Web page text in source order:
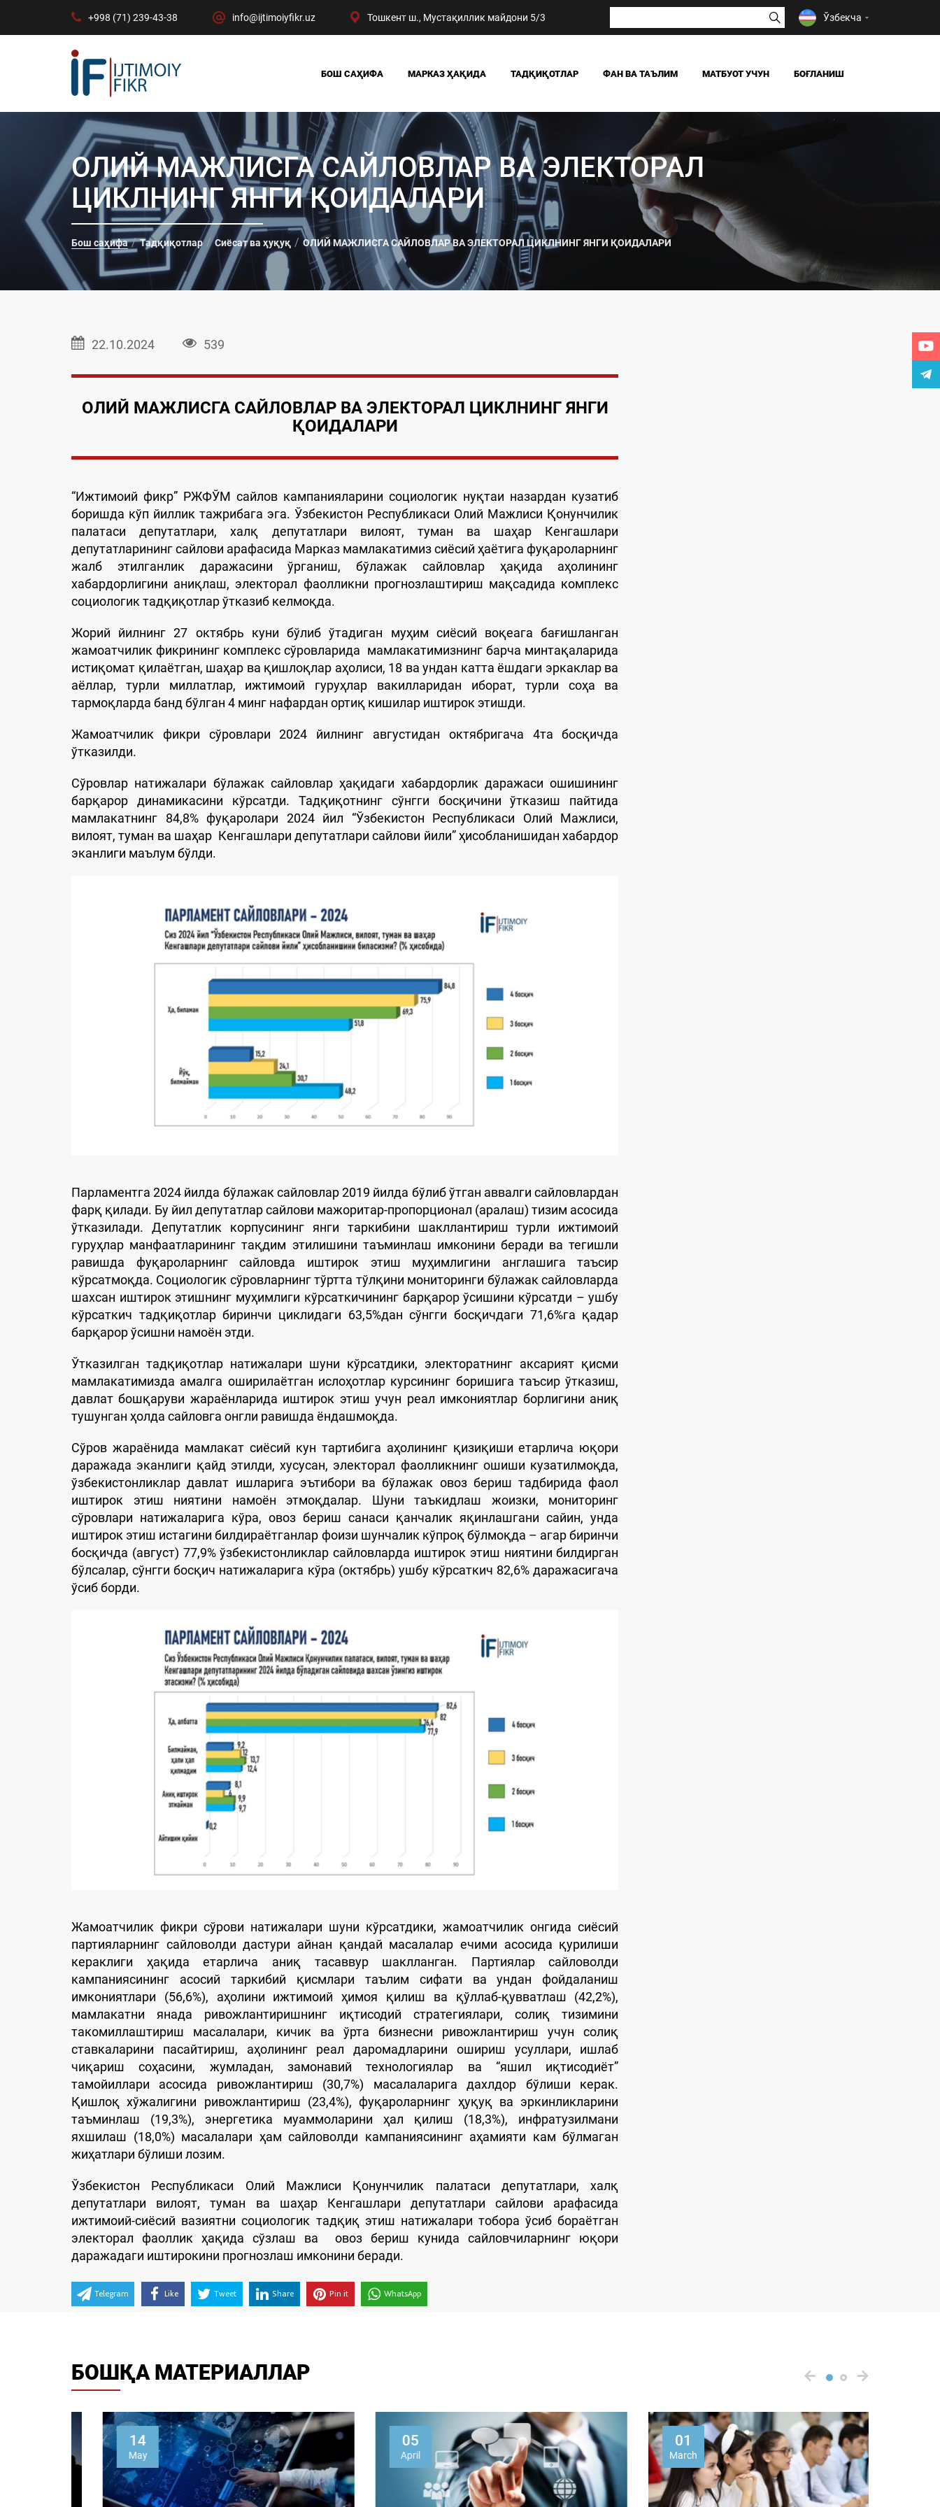
+998 (71) 239-43-38 info@ijtimoiyfikr.uz Тошкент ш., Мустақиллик майдони 5/3 Ўзбекча
БОШ САҲИФА МАРКАЗ ҲАҚИДА
БИЗНИНГ ЮТУҚЛАРИМИЗ
РАҲБАРИЯТ
МАРКАЗ ТУЗИЛМАСИ
ТАДҚИҚОТЛАР
ЖАМИЯТ
СИЁСАТ ВА ҲУҚУҚ
ИҚТИСОДИЁТ
DIGITAL СОЦИОЛОГИЯ
ФАН ВА ТАЪЛИМ МАТБУОТ УЧУН
ЯНГИЛИКЛАР
БОҒЛАНИШ
ОЛИЙ МАЖЛИСГА САЙЛОВЛАР ВА ЭЛЕКТОРАЛ
ЦИКЛНИНГ ЯНГИ ҚОИДАЛАРИ
Бош саҳифа Тадқиқотлар Сиёсат ва ҳуқуқ ОЛИЙ МАЖЛИСГА САЙЛОВЛАР ВА ЭЛЕКТОРАЛ ЦИКЛНИНГ ЯНГИ ҚОИДАЛАРИ
22.10.2024 539
ОЛИЙ МАЖЛИСГА САЙЛОВЛАР ВА ЭЛЕКТОРАЛ ЦИКЛНИНГ ЯНГИ
ҚОИДАЛАРИ
“Ижтимоий фикр” РЖФЎМ сайлов кампанияларини социологик нуқтаи назардан кузатиб
боришда кўп йиллик тажрибага эга. Ўзбекистон Республикаси Олий Мажлиси Қонунчилик
палатаси депутатлари, халқ депутатлари вилоят, туман ва шаҳар Кенгашлари
депутатларининг сайлови арафасида Марказ мамлакатимиз сиёсий ҳаётига фуқароларнинг
жалб этилганлик даражасини ўрганиш, бўлажак сайловлар ҳақида аҳолининг
хабардорлигини аниқлаш, электорал фаолликни прогнозлаштириш мақсадида комплекс
социологик тадқиқотлар ўтказиб келмоқда.
Жорий йилнинг 27 октябрь куни бўлиб ўтадиган муҳим сиёсий воқеага бағишланган
жамоатчилик фикрининг комплекс сўровларида мамлакатимизнинг барча минтақаларида
истиқомат қилаётган, шаҳар ва қишлоқлар аҳолиси, 18 ва ундан катта ёшдаги эркаклар ва
аёллар, турли миллатлар, ижтимоий гуруҳлар вакилларидан иборат, турли соҳа ва
тармоқларда банд бўлган 4 минг нафардан ортиқ кишилар иштирок этишди.
Жамоатчилик фикри сўровлари 2024 йилнинг августидан октябригача 4та босқичда
ўтказилди.
Сўровлар натижалари бўлажак сайловлар ҳақидаги хабардорлик даражаси ошишининг
барқарор динамикасини кўрсатди. Тадқиқотнинг сўнгги босқичини ўтказиш пайтида
мамлакатнинг 84,8% фуқаролари 2024 йил “Ўзбекистон Республикаси Олий Мажлиси,
вилоят, туман ва шаҳар Кенгашлари депутатлари сайлови йили” ҳисобланишидан хабардор
эканлиги маълум бўлди.
Парламентга 2024 йилда бўлажак сайловлар 2019 йилда бўлиб ўтган аввалги сайловлардан
фарқ қилади. Бу йил депутатлар сайлови мажоритар-пропорционал (аралаш) тизим асосида
ўтказилади. Депутатлик корпусининг янги таркибини шакллантириш турли ижтимоий
гуруҳлар манфаатларининг тақдим этилишини таъминлаш имконини беради ва тегишли
равишда фуқароларнинг сайловда иштирок этиш муҳимлигини англашига таъсир
кўрсатмоқда. Социологик сўровларнинг тўртта тўлқини мониторинги бўлажак сайловларда
шахсан иштирок этишнинг муҳимлиги кўрсаткичининг барқарор ўсишини кўрсатди – ушбу
кўрсаткич тадқиқотлар биринчи циклидаги 63,5%дан сўнгги босқичдаги 71,6%га қадар
барқарор ўсишни намоён этди.
Ўтказилган тадқиқотлар натижалари шуни кўрсатдики, электоратнинг аксарият қисми
мамлакатимизда амалга оширилаётган ислоҳотлар курсининг боришига таъсир ўтказиш,
давлат бошқаруви жараёнларида иштирок этиш учун реал имкониятлар борлигини аниқ
тушунган ҳолда сайловга онгли равишда ёндашмоқда.
Сўров жараёнида мамлакат сиёсий кун тартибига аҳолининг қизиқиши етарлича юқори
даражада эканлиги қайд этилди, хусусан, электорал фаолликнинг ошиши кузатилмоқда,
ўзбекистонликлар давлат ишларига эътибори ва бўлажак овоз бериш тадбирида фаол
иштирок этиш ниятини намоён этмоқдалар. Шуни таъкидлаш жоизки, мониторинг
сўровлари натижаларига кўра, овоз бериш санаси қанчалик яқинлашгани сайин, унда
иштирок этиш истагини билдираётганлар фоизи шунчалик кўпроқ бўлмоқда – агар биринчи
босқичда (август) 77,9% ўзбекистонликлар сайловларда иштирок этиш ниятини билдирган
бўлсалар, сўнгги босқич натижаларига кўра (октябрь) ушбу кўрсаткич 82,6% даражасигача
ўсиб борди.
Жамоатчилик фикри сўрови натижалари шуни кўрсатдики, жамоатчилик онгида сиёсий
партияларнинг сайловолди дастури айнан қандай масалалар ечими асосида қурилиши
кераклиги ҳақида етарлича аниқ тасаввур шаклланган. Партиялар сайловолди
кампаниясининг асосий таркибий қисмлари таълим сифати ва ундан фойдаланиш
имкониятлари (56,6%), аҳолини ижтимоий ҳимоя қилиш ва қўллаб-қувватлаш (42,2%),
мамлакатни янада ривожлантиришнинг иқтисодий стратегиялари, солиқ тизимини
такомиллаштириш масалалари, кичик ва ўрта бизнесни ривожлантириш учун солиқ
ставкаларини пасайтириш, аҳолининг реал даромадларини ошириш усуллари, ишлаб
чиқариш соҳасини, жумладан, замонавий технологиялар ва “яшил иқтисодиёт”
тамойиллари асосида ривожлантириш (30,7%) масалаларига дахлдор бўлиши керак.
Қишлоқ хўжалигини ривожлантириш (23,4%), фуқароларнинг ҳуқуқ ва эркинликларини
таъминлаш (19,3%), энергетика муаммоларини ҳал қилиш (18,3%), инфратузилмани
яхшилаш (18,0%) масалалари ҳам сайловолди кампаниясининг аҳамияти кам бўлмаган
жиҳатлари бўлиши лозим.
Ўзбекистон Республикаси Олий Мажлиси Қонунчилик палатаси депутатлари, халқ
депутатлари вилоят, туман ва шаҳар Кенгашлари депутатлари сайлови арафасида
ижтимоий-сиёсий вазиятни социологик тадқиқ этиш натижалари тобора ўсиб бораётган
электорал фаоллик ҳақида сўзлаш ва овоз бериш кунида сайловчиларнинг юқори
даражадаги иштирокини прогнозлаш имконини беради.
Telegram Like Tweet Share Pin it WhatsApp
БОШҚА МАТЕРИАЛЛАР
14
May
01
March